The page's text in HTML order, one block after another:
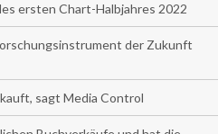
ersten Chart-Halbjahres 2022
der Zukunft
sagt Media Control